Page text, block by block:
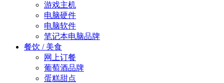
游戏主机
电脑硬件
电脑软件
笔记本电脑品牌
餐饮 / 美食
网上订餐
葡萄酒品牌
蛋糕甜点